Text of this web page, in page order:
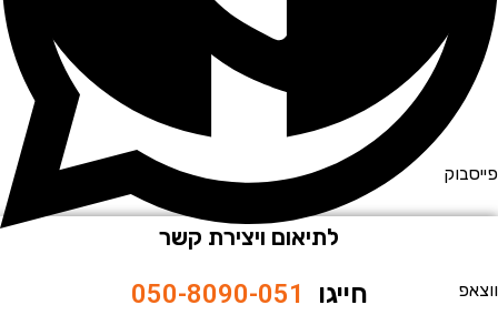
לתיאום ויצירת קשר
חייגו050-8090-051